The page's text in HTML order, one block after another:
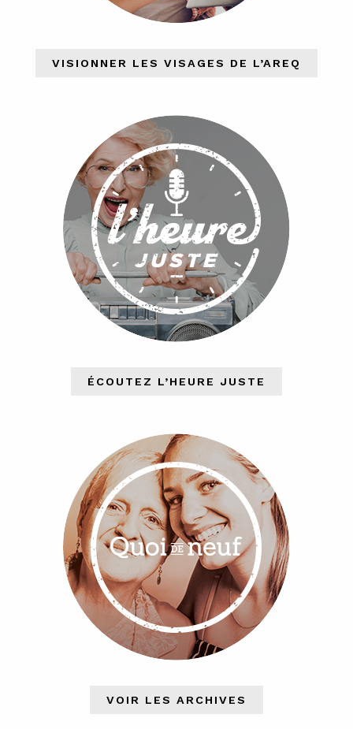
VISIONNER LES VISAGES DE L’AREQ
ÉCOUTEZ L’HEURE JUSTE
VOIR LES ARCHIVES